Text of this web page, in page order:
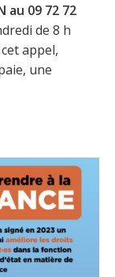
au 09 72 72
de 8 h
appel,
une